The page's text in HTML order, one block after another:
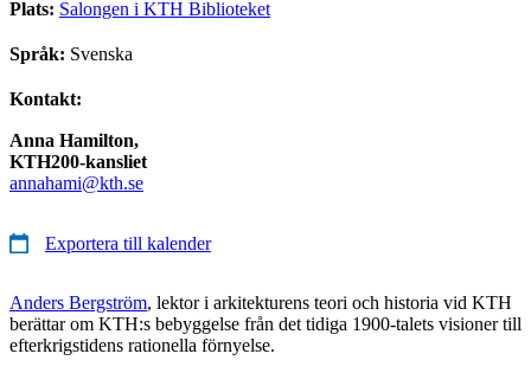
Plats: Salongen i KTH Biblioteket
Språk: Svenska
Kontakt:
Anna Hamilton,
KTH200-kansliet
annahami@kth.se
Exportera till kalender
Anders Bergström, lektor i arkitekturens teori och historia vid KTH
berättar om KTH:s bebyggelse från det tidiga 1900-talets visioner till
efterkrigstidens rationella förnyelse.